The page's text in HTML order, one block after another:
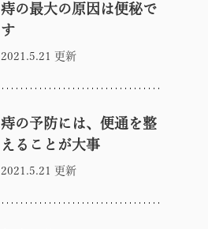
痔の最大の原因は便秘で
す
2021.5.21 更新
痔の予防には、便通を整
えることが大事
2021.5.21 更新